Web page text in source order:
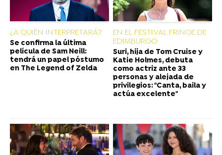
¿A QUIÉN INTERPRETARÁ?
Se confirma la última
película de Sam Neill:
tendrá un papel póstumo
en The Legend of Zelda
EN EL FESTIVAL FRINGE DE
EDIMBURGO
Suri, hija de Tom Cruise y
Katie Holmes, debuta
como actriz ante 33
personas y alejada de
privilegios: "Canta, baila y
actúa excelente"